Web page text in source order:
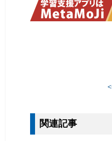
関連記事